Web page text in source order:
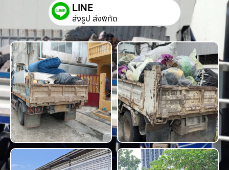
LINE
ส่งรูป ส่งพิกัด